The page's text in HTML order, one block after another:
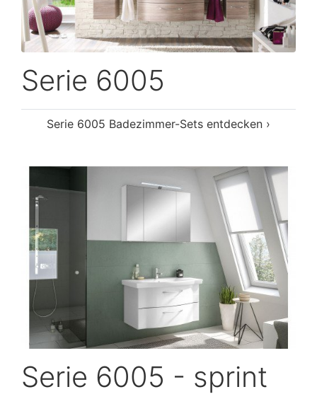
Serie 6005
Serie 6005 Badezimmer-Sets entdecken ›
Serie 6005 - sprint